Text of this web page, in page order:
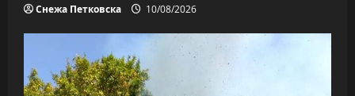
Снежа Петковска 10/08/2026